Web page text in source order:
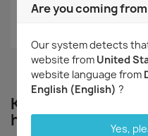
Kunden, die
haben, kauften
Are you coming
Our system detects
website from United
website language from
English (English) ?
Yes,